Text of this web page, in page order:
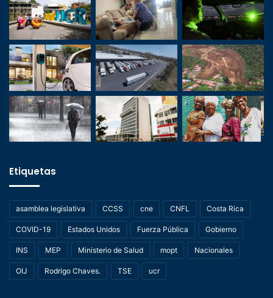
Etiquetas
asamblea legislativa CCSS cne CNFL Costa Rica
COVID-19 Estados Unidos Fuerza Pública Gobierno
INS MEP Ministerio de Salud mopt Nacionales
OIJ Rodrigo Chaves. TSE ucr